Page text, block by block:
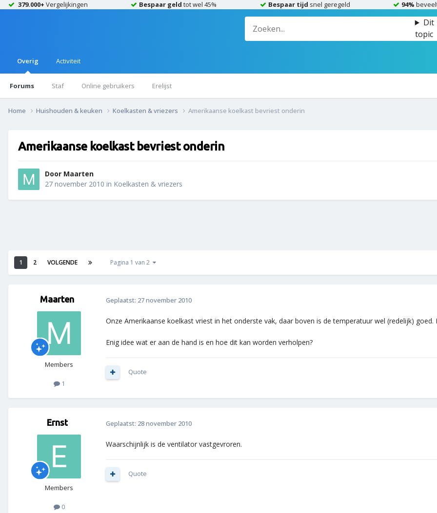
379.000+ Vergelijkingen Bespaar geld tot wel 45% Bespaar tijd snel geregeld 94%
Dit
topic
Overig
Forums Staf Online gebruikers Erelijst
Activiteit
Home Huishouden & keuken Koelkasten & vriezers Amerikaanse koelkast bevriest onderin
Amerikaanse koelkast bevriest onderin
Door Maarten
27 november 2010 in Koelkasten & vriezers
1 2 VOLGENDE Pagina 1 van 2
Maarten
Members
1
Geplaatst: 27 november 2010
Onze Amerikaanse koelkast vriest in het onderste vak, daar boven is de temperatuur wel (redelijk) goed.
Enig idee wat er aan de hand is en hoe dit kan worden verholpen?
Quote
Ernst
Members
0
Geplaatst: 28 november 2010
Waarschijnlijk is de ventilator vastgevroren.
Quote